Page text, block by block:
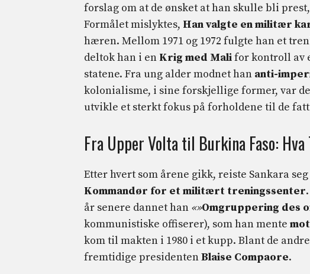
forslag om at de ønsket at han skulle bli
Formålet mislyktes, Han valgte en militær
hæren. Mellom 1971 og 1972 fulgte han et
deltok han i en Krig med Malifor kontroll av
statene. Fra ung alder modnet han anti-
kolonialisme, i sine forskjellige former, var
utvikle et sterkt fokus på forholdene til de
Fra Upper Volta til Burkina Faso:
Etter hvert som årene gikk, reiste Sankara
Kommandør for et militært treningssenter
år senere dannet han «»Omgruppering des
kommunistiske offiserer), som han mente
kom til makten i 1980 i et kupp. Blant de
fremtidige presidentenBlaise Compaore.